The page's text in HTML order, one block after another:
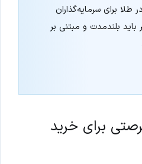
طلا برای سرمایه‌گذاران
باید بلندمدت و مبتنی بر
برای خرید